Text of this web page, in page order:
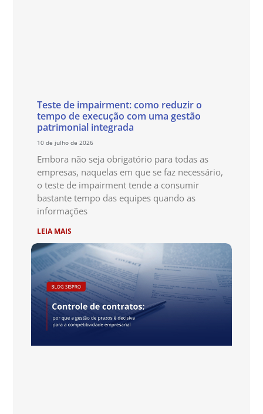
Teste de impairment: como reduzir o
tempo de execução com uma gestão
patrimonial integrada
10 de julho de 2026
Embora não seja obrigatório para todas as
empresas, naquelas em que se faz necessário,
o teste de impairment tende a consumir
bastante tempo das equipes quando as
informações
LEIA MAIS